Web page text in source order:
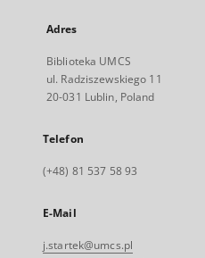
Adres
Biblioteka UMCS
ul. Radziszewskiego 11
20-031 Lublin, Poland
Telefon
(+48) 81 537 58 93
E-Mail
j.startek@umcs.pl